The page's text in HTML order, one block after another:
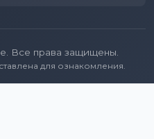
Все права защищены.
для ознакомления.